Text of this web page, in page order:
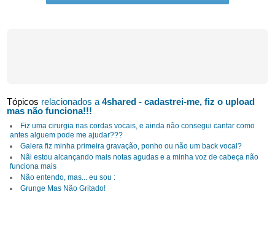
Tópicos relacionados a4shared - cadastrei-me, fiz o upload
mas não funciona!!!
Fiz uma cirurgia nas cordas vocais, e ainda não consegui cantar como
antes alguem pode me ajudar???
Galera fiz minha primeira gravação, ponho ou não um back vocal?
Nãi estou alcançando mais notas agudas e a minha voz de cabeça não
funciona mais
Não entendo, mas... eu sou :
Grunge Mas Não Gritado!